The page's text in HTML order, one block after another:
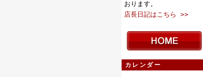
おります。
店長日記はこちら >>
カレンダー